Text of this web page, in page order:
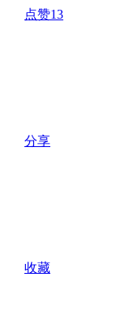
点赞13
分享
收藏